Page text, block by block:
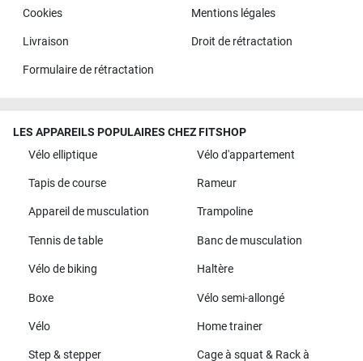
Cookies Mentions légales
Livraison Droit de rétractation
Formulaire de rétractation
LES APPAREILS POPULAIRES CHEZ FITSHOP
Vélo elliptique
Vélo d'appartement
Tapis de course Rameur
Appareil de musculation Trampoline
Tennis de table Banc de musculation
Vélo de biking Haltère
Boxe Vélo semi-allongé
Vélo Home trainer
Step & stepper Cage à squat & Rack à